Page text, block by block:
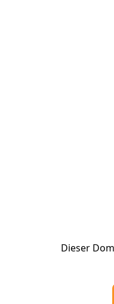
Dieser